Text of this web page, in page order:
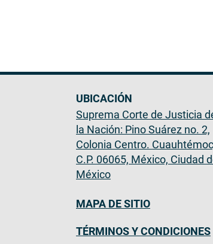
UBICACIÓN
Suprema Corte de Justicia
la Nación: Pino Suárez no. 2,
Colonia Centro.
C.P. 06065, México, Ciudad
México
MAPA DE SITIO
TÉRMINOS Y CONDICIONES